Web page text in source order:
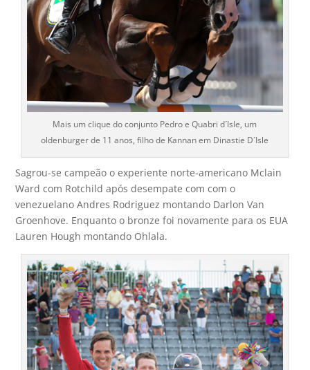
Mais um clique do conjunto Pedro e Quabri d´Isle, um
oldenburger de 11 anos, filho de Kannan em Dinastie D´Isle
Sagrou-se campeão o experiente norte-americano Mclain
Ward com Rotchild após desempate com com o
venezuelano Andres Rodriguez montando Darlon Van
Groenhove. Enquanto o bronze foi novamente para os EUA
Lauren Hough montando Ohlala.